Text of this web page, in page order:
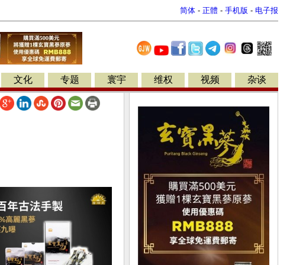
简体 - 正體 - 手机版 - 电子报
文化 专题 寰宇 维权 视频 杂谈